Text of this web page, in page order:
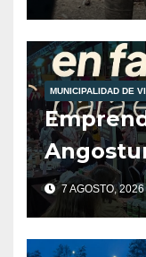
las
MUNICIPALIDAD DE
de
7 AGOSTO, 2026